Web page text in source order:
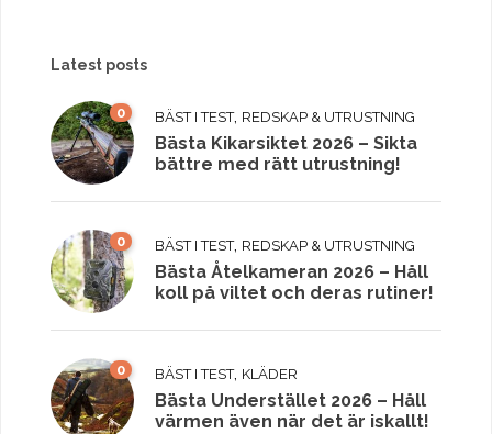
Latest posts
0 BÄST I TEST, REDSKAP & UTRUSTNING
Bästa Kikarsiktet 2026 – Sikta
bättre med rätt utrustning!
0 BÄST I TEST, REDSKAP & UTRUSTNING
Bästa Åtelkameran 2026 – Håll
koll på viltet och deras rutiner!
0 BÄST I TEST, KLÄDER
Bästa Understället 2026 – Håll
värmen även när det är iskallt!